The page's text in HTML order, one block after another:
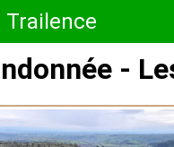
Trailence
-